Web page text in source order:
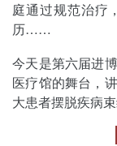
庭通过规范治疗
历……
今天是第六届进
医疗馆的舞台，
大患者摆脱疾病